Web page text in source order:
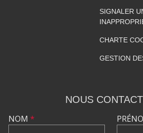
SIGNALER
CHARTE
GESTION
NOUS
NOM *